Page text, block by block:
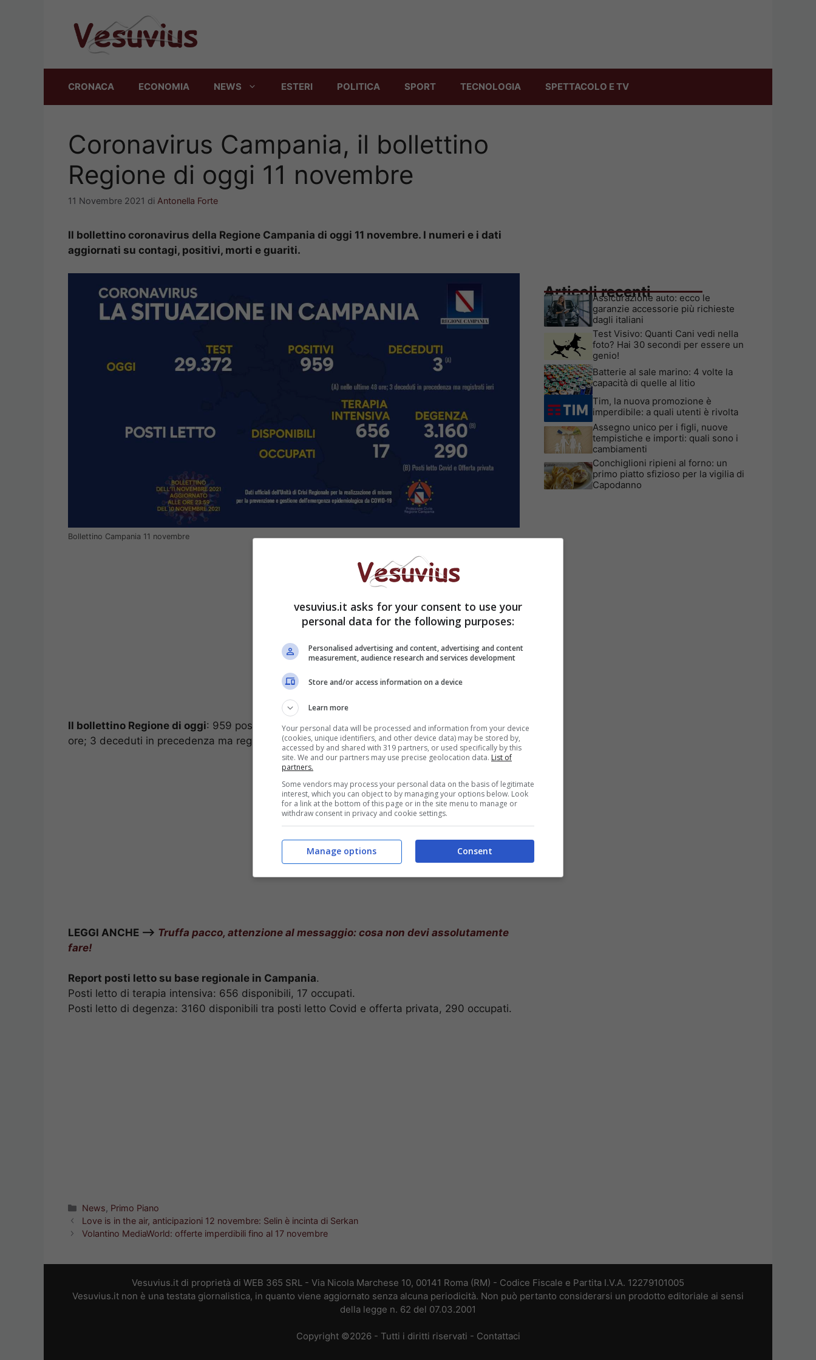
CRONACA ECONOMIA NEWS ESTERI POLITICA SPORT TECNOLOGIA SPETTACOLO E TV
Coronavirus Campania, il bollettino
Regione di oggi 11 novembre
11 Novembre 2021 di Antonella Forte
Il bollettino coronavirus della Regione Campania di oggi 11 novembre. I numeri e i dati
aggiornati su contagi, positivi, morti e guariti.
Bollettino Campania 11 novembre
Il bollettino Regione di oggi: 959 positivi, 29.372 tamponi, 3 morti (nelle ultime quarantotto
ore; 3 deceduti in precedenza ma registrato ieri).
LEGGI ANCHE –> Truffa pacco, attenzione al messaggio: cosa non devi assolutamente
fare!
Report posti letto su base regionale in Campania.
Posti letto di terapia intensiva: 656 disponibili, 17 occupati.
Posti letto di degenza: 3160 disponibili tra posti letto Covid e offerta privata, 290 occupati.
Categorie
News, Primo Piano
Love is in the air, anticipazioni 12 novembre: Selin è incinta di Serkan
Volantino MediaWorld: offerte imperdibili fino al 17 novembre
Articoli recenti
Assicurazione auto: ecco le
garanzie accessorie più richieste
dagli italiani
Test Visivo: Quanti Cani vedi nella
foto? Hai 30 secondi per essere un
genio!
Batterie al sale marino: 4 volte la
capacità di quelle al litio
Tim, la nuova promozione è
imperdibile: a quali utenti è rivolta
Assegno unico per i figli, nuove
tempistiche e importi: quali sono i
cambiamenti
Conchiglioni ripieni al forno: un
primo piatto sfizioso per la vigilia di
Capodanno
Vesuvius.it di proprietà di WEB 365 SRL - Via Nicola Marchese 10, 00141 Roma (RM) - Codice Fiscale e Partita I.V.A. 12279101005
Vesuvius.it non è una testata giornalistica, in quanto viene aggiornato senza alcuna periodicità. Non può pertanto considerarsi un prodotto editoriale ai sensi
della legge n. 62 del 07.03.2001
Copyright ©2026 - Tutti i diritti riservati - Contattaci
vesuvius.it asks for your consent to use your
personal data for the following purposes:
Personalised advertising and content, advertising and content
measurement, audience research and services development
Store and/or access information on a device
Learn more
Your personal data will be processed and information from your device
(cookies, unique identifiers, and other device data) may be stored by,
accessed by and shared with 319 partners, or used specifically by this
site. We and our partners may use precise geolocation data. List of
partners.
Some vendors may process your personal data on the basis of legitimate
interest, which you can object to by managing your options below. Look
for a link at the bottom of this page or in the site menu to manage or
withdraw consent in privacy and cookie settings.
Consent
Manage options